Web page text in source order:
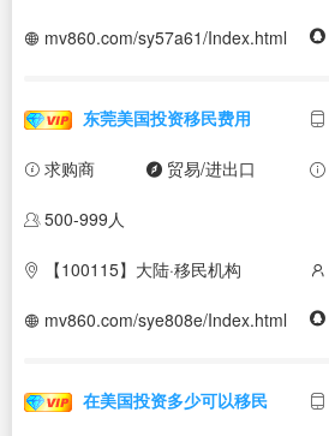
mv860.com/sy57a61/Index.html
东莞美国投资移民费用
求购商 贸易/进出口
500-999人
【100115】大陆·移民机构
mv860.com/sye808e/Index.html
在美国投资多少可以移民